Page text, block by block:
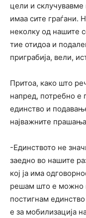
цели и склучувавме
имаа сите граѓани.
неколку од нашите
тие отидоа и
приграбија, вели,
Притоа, како што
напред, потребно е
единство и
најважните
-Единството не
заедно во нашите
кој ја има
решам што е можно
постигнам
е за мобилизација